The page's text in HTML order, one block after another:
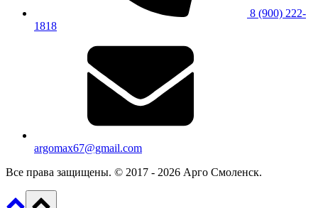
8 (900) 222-
1818
argomax67@gmail.com
Все права защищены. © 2017 - 2026 Арго Смоленск.